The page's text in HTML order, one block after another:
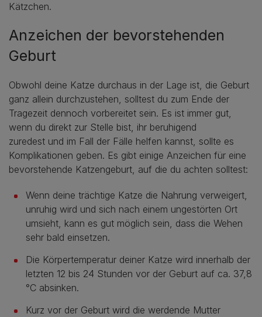
Kätzchen.
Anzeichen der bevorstehenden
Geburt
Obwohl deine Katze durchaus in der Lage ist, die Geburt
ganz allein durchzustehen, solltest du zum Ende der
Tragezeit dennoch vorbereitet sein. Es ist immer gut,
wenn du direkt zur Stelle bist, ihr beruhigend
zuredest und im Fall der Fälle helfen kannst, sollte es
Komplikationen geben. Es gibt einige Anzeichen für eine
bevorstehende Katzengeburt, auf die du achten solltest:
Wenn deine trächtige Katze die Nahrung verweigert,
unruhig wird und sich nach einem ungestörten Ort
umsieht, kann es gut möglich sein, dass die Wehen
sehr bald einsetzen.
Die Körpertemperatur deiner Katze wird innerhalb der
letzten 12 bis 24 Stunden vor der Geburt auf ca. 37,8
°C absinken.
Kurz vor der Geburt wird die werdende Mutter